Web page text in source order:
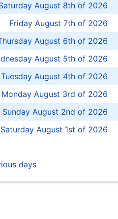
August 8th of 2026
Friday August 7th of 2026
August 6th of 2026
August 5th of 2026
Tuesday August 4th of 2026
Monday August 3rd of 2026
Sunday August 2nd of 2026
Saturday August 1st of 2026
days